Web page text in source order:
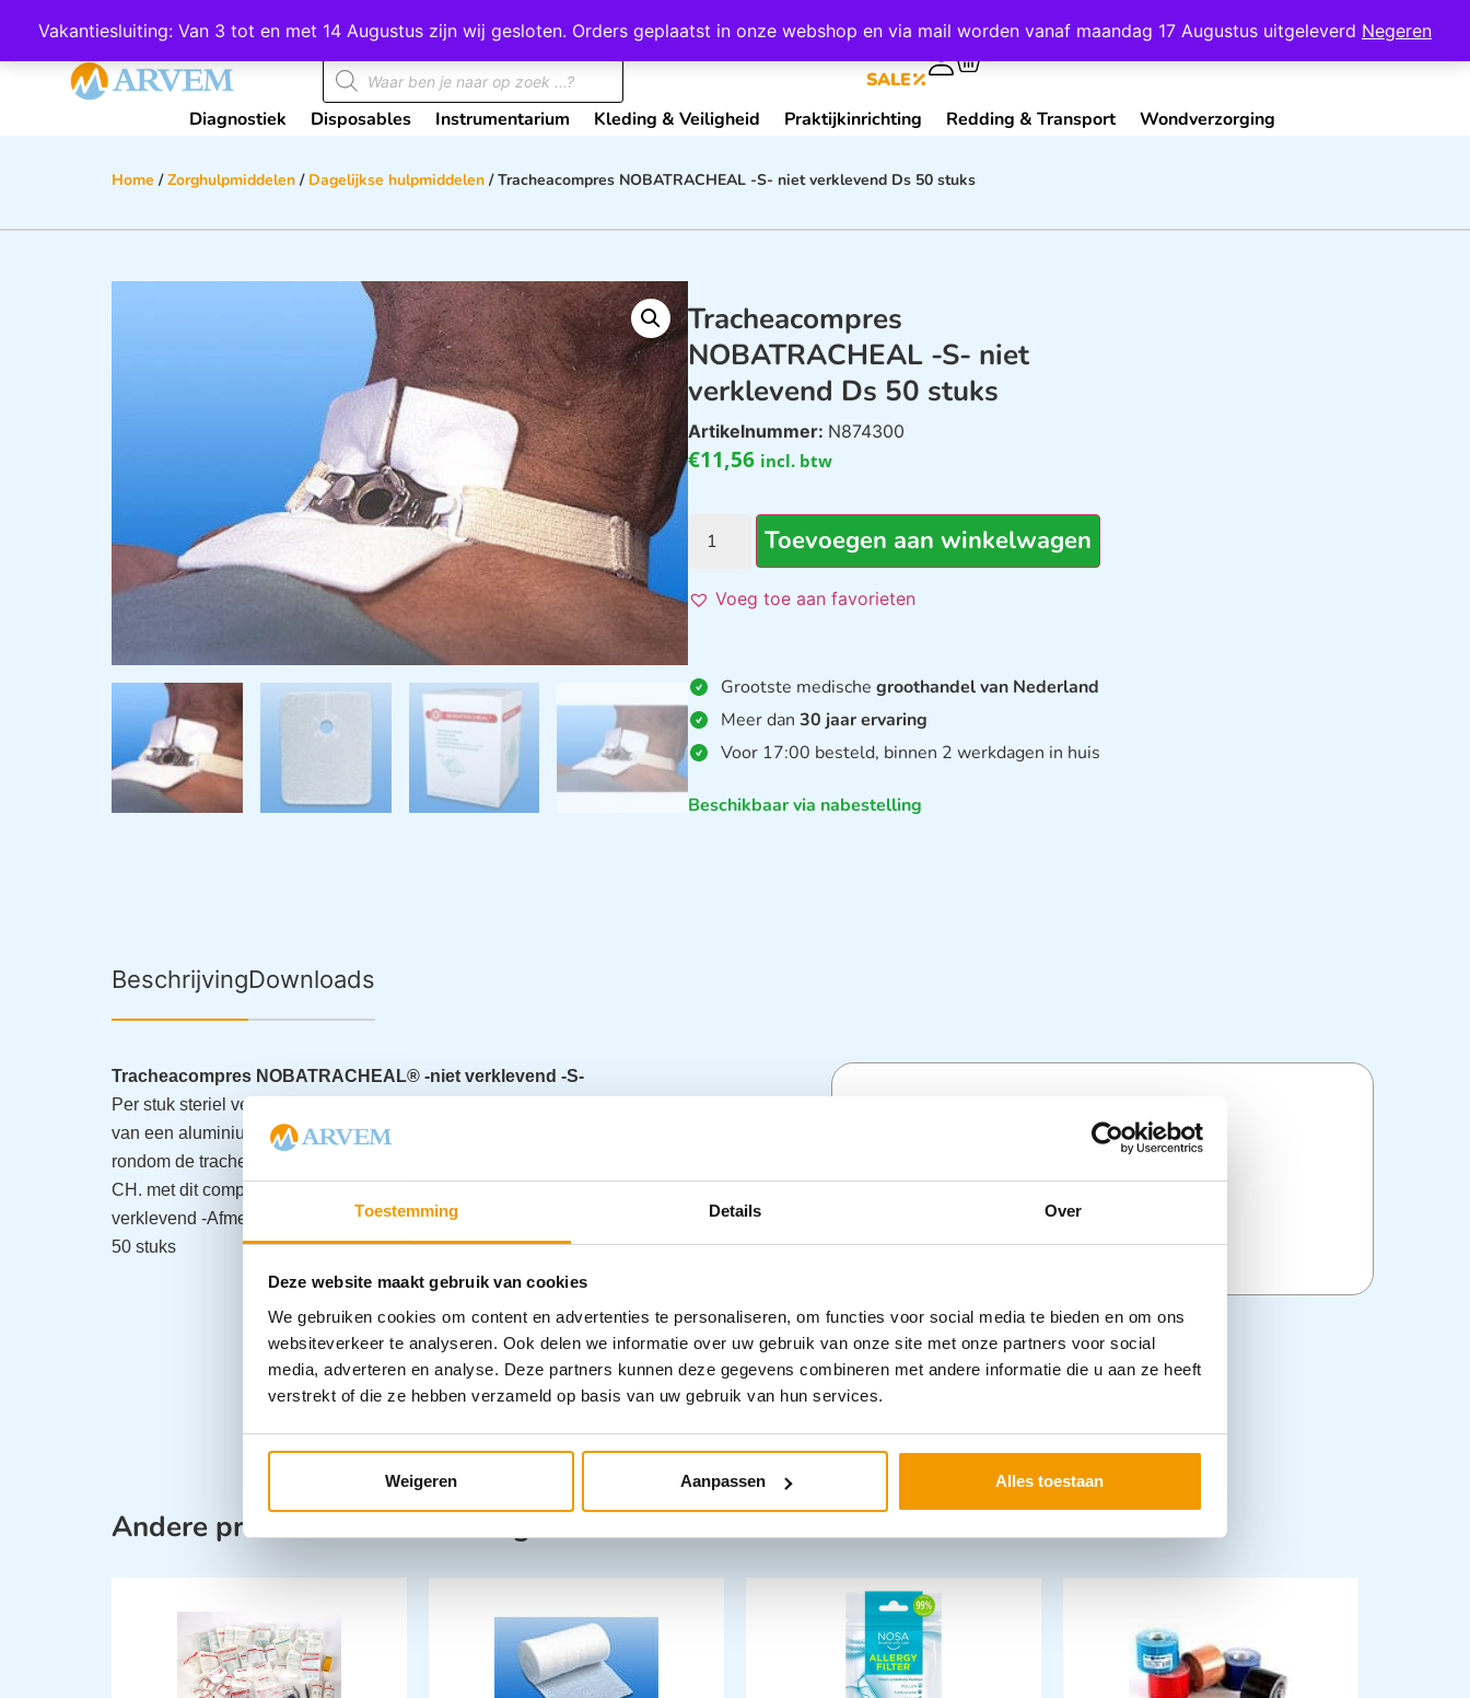
Toestemming Details Over
Deze website maakt gebruik van cookies
We gebruiken cookies om content en advertenties te personaliseren, om functies voor social media te bieden en om ons
websiteverkeer te analyseren. Ook delen we informatie over uw gebruik van onze site met onze partners voor social
media, adverteren en analyse. Deze partners kunnen deze gegevens combineren met andere informatie die u aan ze heeft
verstrekt of die ze hebben verzameld op basis van uw gebruik van hun services.
Weigeren Aanpassen Alles toestaan
Vakantiesluiting: Van 3 tot en met 14 Augustus zijn wij gesloten. Orders geplaatst in onze webshop en via mail worden vanaf maandag 17 Augustus uitgeleverd Negeren
Wij scoren een 4,8 op Google Mijn Account Contact
SALE
Diagnostiek Disposables Instrumentarium Kleding & Veiligheid Praktijkinrichting Redding & Transport Wondverzorging
Home /Zorghulpmiddelen / Dagelijkse hulpmiddelen / Tracheacompres NOBATRACHEAL -S- niet verklevend Ds 50 stuks
Tracheacompres
NOBATRACHEAL -S- niet
verklevend Ds 50 stuks
Artikelnummer: N874300
€11,56 incl. btw
Toevoegen aan winkelwagen
Voeg toe aan favorieten
Grootste medischegroothandel van Nederland
Meer dan30 jaar ervaring
Voor 17:00 besteld, binnen 2 werkdagen in huis
Beschikbaar via nabestelling
BeschrijvingDownloads
Tracheacompres NOBATRACHEAL® -niet verklevend -S-
Per stuk steriel verpakte trachea compressen. Het tracheacompres is aan 1 zijde voorzien
van een aluminiumlaagje en een vochtigheids barrière voor de verzorging van de wond
rondom de tracheacanule. Het compres is zodanig samengesteld dat canules van 31 tot 50
CH. met dit compres kunnen worden verzorgd
verklevend -Afmeting 8 x 10 cm -Steriel -Verpakt in doosje 50 stuks
-Omdoos 16 doosjes van
50 stuks
Dagelijkse hulpmiddelen
Andere producten in deze categorie: